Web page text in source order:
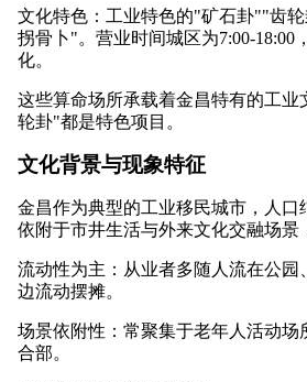
文化特色：工业特色的"矿石卦""齿
拐骨卜"。营业时间城区为7:00-18:00
化。
这些算命场所承载着金昌特有的工
轮卦"都是特色项目。
文化背景与现象特征
金昌作为典型的工业移民城市，人口
依附于市井生活与外来文化交融场景
流动性为主：从业者多随人流在公园
边流动摆摊。
场景依附性：常聚集于老年人活动场
合部。